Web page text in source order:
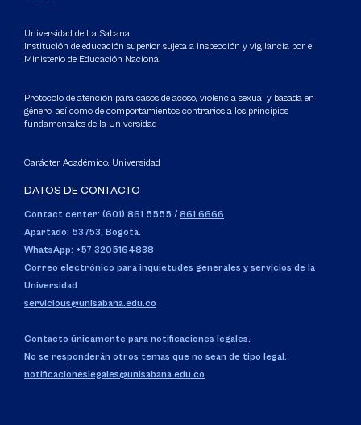
Universidad de La Sabana
Institución de educación superior sujeta a inspección y vigilancia por el
Ministerio de Educación Nacional
Protocolo de atención para casos de acoso, violencia sexual y basada en
género, así como de comportamientos contrarios a los principios
fundamentales de la Universidad
Carácter Académico: Universidad
DATOS DE CONTACTO
Contact center: (601) 861 5555 / 861 6666
Apartado: 53753, Bogotá.
WhatsApp: +57 3205164838
Correo electrónico para inquietudes generales y servicios de la
Universidad
servicious@unisabana.edu.co
Contacto únicamente para notificaciones legales.
No se responderán otros temas que no sean de tipo legal.
notificacioneslegales@unisabana.edu.co